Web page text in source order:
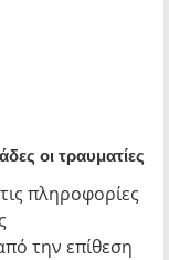
οι τραυματίες
πληροφορίες
την επίθεση